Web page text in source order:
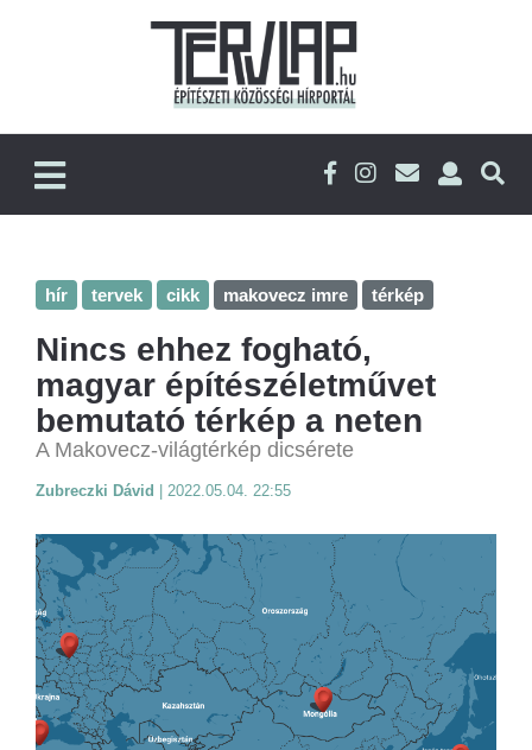
hír tervek cikk makovecz imre térkép
Nincs ehhez fogható,
magyar építészéletművet
bemutató térkép a neten
A Makovecz-világtérkép dicsérete
Zubreczki Dávid 2022.05.04. 22:55